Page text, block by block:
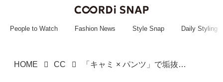
~~~~~~~~~~~
People to Watch Fashion News Style Snap Daily Styling
HOME CC 「キャミ × パンツ」で垢抜け！【LEPSIM】30・40代に推せる♡「レイヤードコーデ」